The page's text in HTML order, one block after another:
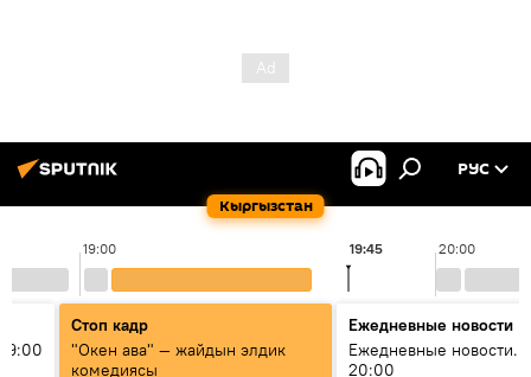
Кыргызстан
РУС
19:00 20:00
19:45
Стоп кадр
"Окен ава" — жайдын элдик
комедиясы
Ежедневные новости
Ежедневные новости.
20:00